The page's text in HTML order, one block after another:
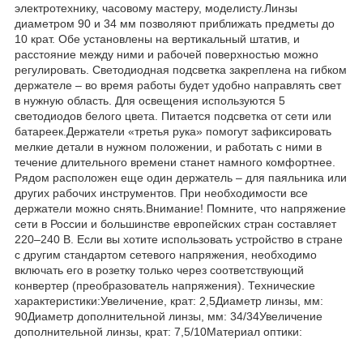
электротехнику, часовому мастеру, моделисту.Линзы
диаметром 90 и 34 мм позволяют приближать предметы до
10 крат. Обе установлены на вертикальный штатив, и
расстояние между ними и рабочей поверхностью можно
регулировать. Светодиодная подсветка закреплена на гибком
держателе – во время работы будет удобно направлять свет
в нужную область. Для освещения используются 5
светодиодов белого цвета. Питается подсветка от сети или
батареек.Держатели «третья рука» помогут зафиксировать
мелкие детали в нужном положении, и работать с ними в
течение длительного времени станет намного комфортнее.
Рядом расположен еще один держатель – для паяльника или
других рабочих инструментов. При необходимости все
держатели можно снять.Внимание! Помните, что напряжение
сети в России и большинстве европейских стран составляет
220–240 В. Если вы хотите использовать устройство в стране
с другим стандартом сетевого напряжения, необходимо
включать его в розетку только через соответствующий
конвертер (преобразователь напряжения). Технические
характеристики:Увеличение, крат: 2,5Диаметр линзы, мм:
90Диаметр дополнительной линзы, мм: 34/34Увеличение
дополнительной линзы, крат: 7,5/10Материал оптики: